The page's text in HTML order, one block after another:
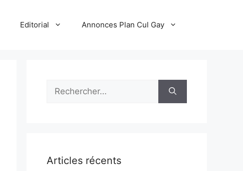
Editorial Annonces Plan Cul Gay
Rechercher :
Articles récents